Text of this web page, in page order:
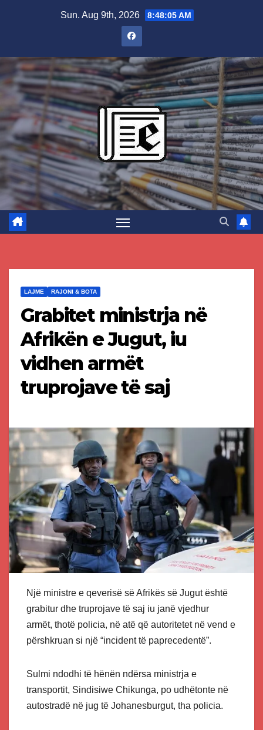
Sun. Aug 9th, 2026 8:48:06 AM
LAJME RAJONI & BOTA
Grabitet ministrja në
Afrikën e Jugut, iu
vidhen armët
truprojave të saj
Një ministre e qeverisë së Afrikës së Jugut është
grabitur dhe truprojave të saj iu janë vjedhur
armët, thotë policia, në atë që autoritetet në vend e
përshkruan si një “incident të paprecedentë”.
Sulmi ndodhi të hënën ndërsa ministrja e
transportit, Sindisiwe Chikunga, po udhëtonte në
autostradë në jug të Johanesburgut, tha policia.